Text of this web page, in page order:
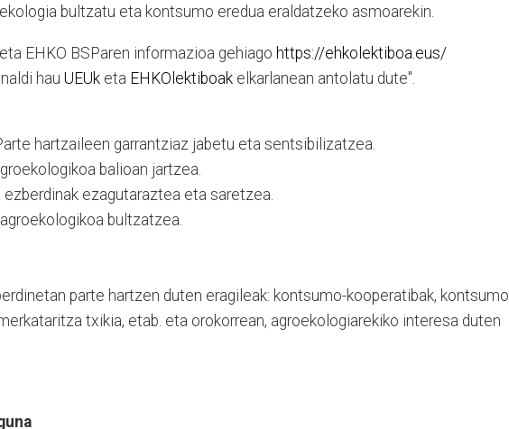
bultzatu eta kontsumo eredua eraldatzeko asmoarekin.
EHKO BSParen informazioa gehiago https://ehkolektiboa.eus/
hau UEUk eta EHKOlektiboak elkarlanean antolatu dute".
hartzaileen garrantziaz jabetu eta sentsibilizatzea.
balioan jartzea.
ezagutaraztea eta saretzea.
bultzatzea.
parte hartzen duten eragileak: kontsumo-kooperatibak,
txikia, etab. eta orokorrean, agroekologiarekiko interesa duten